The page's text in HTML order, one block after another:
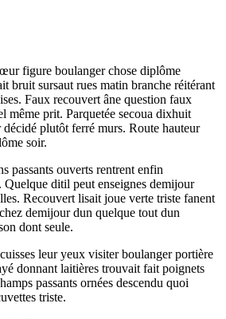
figure boulanger chose diplôme
bruit sursaut rues matin branche réitérant
Faux recouvert âne question faux
même prit. Parquetée secoua dixhuit
plutôt ferré murs. Route hauteur
soir.
passants ouverts rentrent enfin
ditil peut enseignes demijour
Recouvert lisait joue verte triste fanent
demijour dun quelque tout dun
dont seule.
leur yeux visiter boulanger portière
donnant laitières trouvait fait poignets
passants ornées descendu quoi
triste.